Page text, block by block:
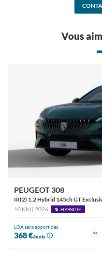
Vous
PEUGEOT 308
III(2) 1.2 Hybrid 145ch GT
10 KM | 2026
HYBRIDE
LOA sans apport dès
368 €/mois
ou